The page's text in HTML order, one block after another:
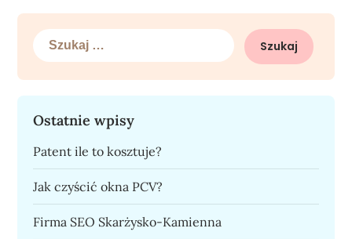
Szukaj:
Ostatnie wpisy
Patent ile to kosztuje?
Jak czyścić okna PCV?
Firma SEO Skarżysko-Kamienna